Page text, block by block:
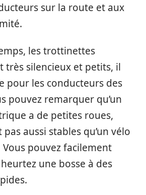
sur la route et aux
les trottinettes
très silencieux et petits, il
pour les conducteurs des
pouvez remarquer qu’un
a de petites roues,
aussi stables qu’un vélo
pouvez facilement
une bosse à des